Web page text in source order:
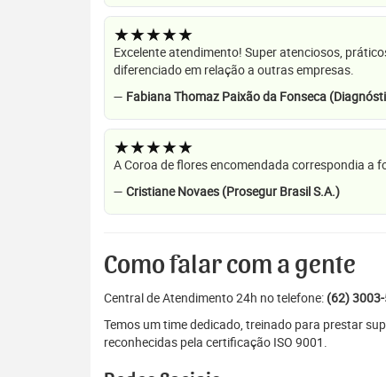
★★★★★
Excelente atendimento! Super atenciosos,
diferenciado em relação a outras empresas.
— Fabiana Thomaz Paixão da Fonseca
★★★★★
A Coroa de flores encomendada correspondia a
— Cristiane Novaes (Prosegur Brasil S.A.)
Como falar com a gente
Central de Atendimento 24h no telefone: (62)
Temos um time dedicado, treinado para prestar
reconhecidas pela certificação ISO 9001.